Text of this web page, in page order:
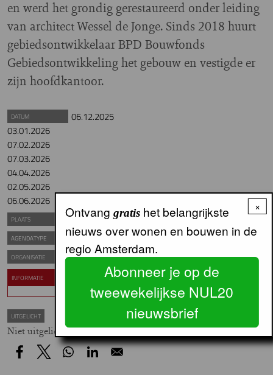
en werd het grondig gerestaureerd onder leiding
van architect Wessel de Jonge. Sinds 2018 huurt
gebiedsontwikkelaar BPD Bouwfonds
Gebiedsontwikkeling het gebouw en vestigde er
zijn hoofdkantoor.
DATUM
06.12.2025
03.01.2026
07.02.2026
07.03.2026
04.04.2026
02.05.2026
06.06.2026
PLAATS IJsbaanpad 1
AGENDATYPE Excursie
ORGANISATIE Van Eesteren Museum
INFORMATIE Meer informatie en tickets
UITGELICHT
Niet uitgelicht
×
Ontvang gratishet belangrijkste
nieuws over wonen en bouwen in de
regio Amsterdam.
Abonneer je op de
tweewekelijkse NUL20
nieuwsbrief